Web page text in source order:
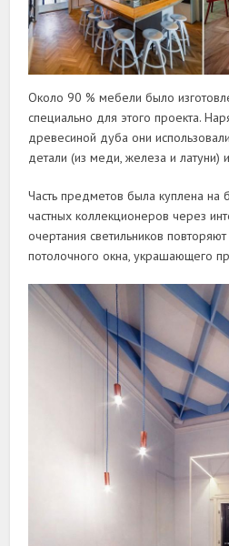
Около 90 % мебели было
специально для этого проекта.
древесиной дуба они
детали (из меди, железа и латуни)
Часть предметов была куплена
частных коллекционеров через
очертания светильников
потолочного окна, украшающего